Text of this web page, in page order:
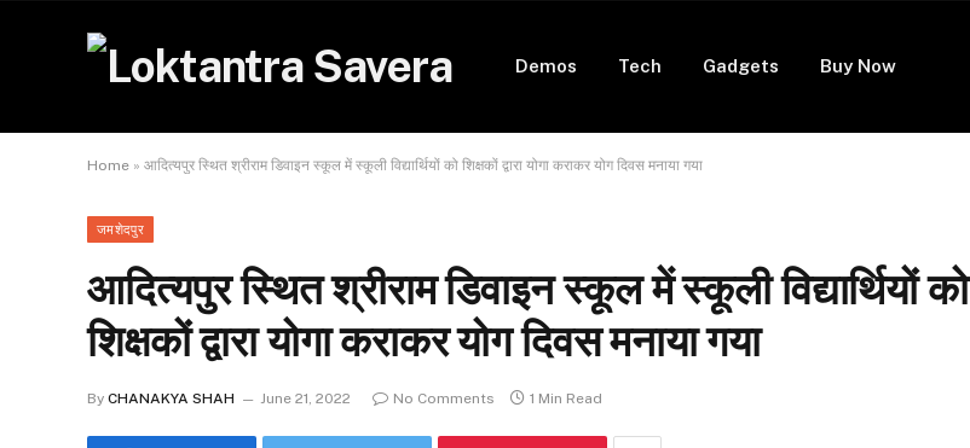
Demos Tech Gadgets Buy Now
Home » आदित्यपुर स्थित श्रीराम डिवाइन स्कूल में स्कूली विद्यार्थियों को शिक्षकों द्वारा योगा कराकर योग दिवस मनाया गया
जमशेदपुर
आदित्यपुर स्थित श्रीराम डिवाइन स्कूल में स्कूली विद्यार्थियों को
शिक्षकों द्वारा योगा कराकर योग दिवस मनाया गया
By CHANAKYA SHAH June 21, 2022 No Comments 1 Min Read